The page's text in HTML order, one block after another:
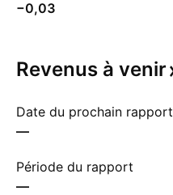
−0,03
Revenus à venir
Date du prochain rapport
—
Période du rapport
—